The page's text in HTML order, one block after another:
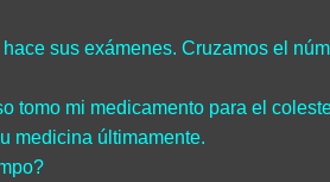
sus exámenes. Cruzamos el
tomo mi medicamento para el
medicina últimamente.